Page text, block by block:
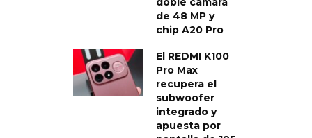
de 48 MP y
chip A20 Pro
El REDMI K100
Pro Max
recupera el
subwoofer
integrado y
apuesta por